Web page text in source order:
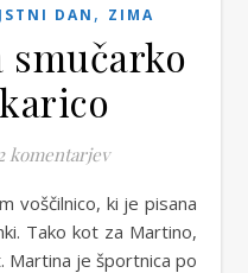
DAN , ZIMA
smučarko
komentarjev
Tako kot za Martino,
Martina je športnica po